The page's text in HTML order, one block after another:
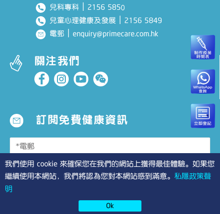
我們使用 cookie 來確保您在我們的網站上獲得最佳體驗。如果您
繼續使用本網站，我們將認為您對本網站感到滿意。 私隱政策聲
明
Ok
兒科專科 2156 5850
兒童心理健康及發展
2156 5849
電郵 ｜enquiry@primecare.com.hk
關注我們
訂閱免費健康資訊
* 本人已閱讀並同意有關私隱政策聲明。
*必需填寫